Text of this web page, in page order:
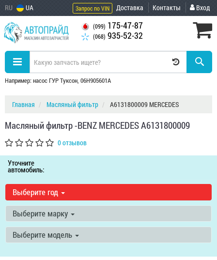
RU UA Запрос по VIN Доставка Контакты Вход
(099) 175-47-87
(068) 935-52-32
Например: насос ГУР Туксон, 06H905601A
Главная Масляный фильтр A6131800009 MERCEDES
Масляный фильтр -BENZ MERCEDES A6131800009
0 отзывов
Уточните
автомобиль:
Выберите год
Выберите марку
Выберите модель